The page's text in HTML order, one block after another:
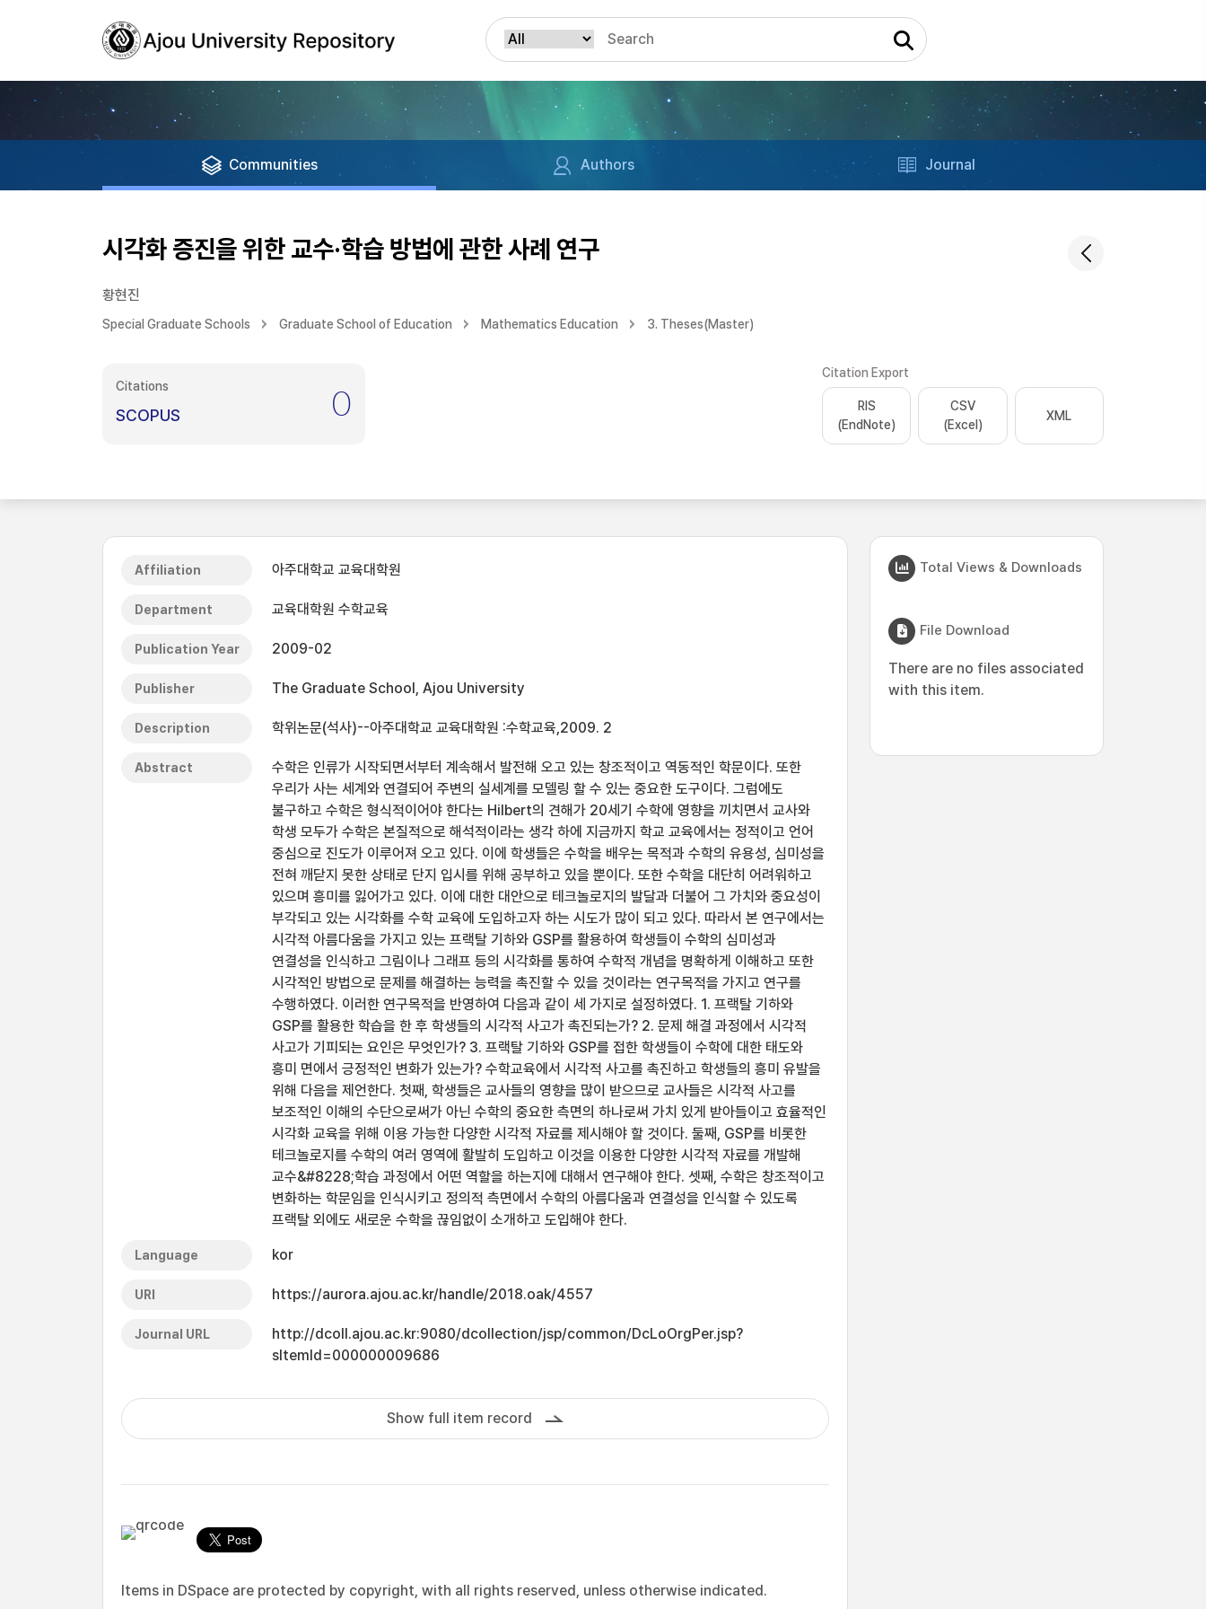
Communities Authors Journal
시각화 증진을 위한 교수·학습 방법에 관한 사례 연구
황현진
Special Graduate Schools Graduate School of Education Mathematics Education 3. Theses(Master)
Citations
SCOPUS 0
Citation Export
RIS
(EndNote)
CSV
(Excel)
XML
Affiliation 아주대학교 교육대학원
Department 교육대학원 수학교육
Publication Year 2009-02
Publisher The Graduate School, Ajou University
Description 학위논문(석사)--아주대학교 교육대학원 :수학교육,2009. 2
Abstract
수학은 인류가 시작되면서부터 계속해서 발전해 오고 있는 창조적이고 역동적인 학문이다. 또한
우리가 사는 세계와 연결되어 주변의 실세계를 모델링 할 수 있는 중요한 도구이다. 그럼에도
불구하고 수학은 형식적이어야 한다는 Hilbert의 견해가 20세기 수학에 영향을 끼치면서 교사와
학생 모두가 수학은 본질적으로 해석적이라는 생각 하에 지금까지 학교 교육에서는 정적이고 언어
중심으로 진도가 이루어져 오고 있다. 이에 학생들은 수학을 배우는 목적과 수학의 유용성, 심미성을
전혀 깨닫지 못한 상태로 단지 입시를 위해 공부하고 있을 뿐이다. 또한 수학을 대단히 어려워하고
있으며 흥미를 잃어가고 있다. 이에 대한 대안으로 테크놀로지의 발달과 더불어 그 가치와 중요성이
부각되고 있는 시각화를 수학 교육에 도입하고자 하는 시도가 많이 되고 있다. 따라서 본 연구에서는
시각적 아름다움을 가지고 있는 프랙탈 기하와 GSP를 활용하여 학생들이 수학의 심미성과
연결성을 인식하고 그림이나 그래프 등의 시각화를 통하여 수학적 개념을 명확하게 이해하고 또한
시각적인 방법으로 문제를 해결하는 능력을 촉진할 수 있을 것이라는 연구목적을 가지고 연구를
수행하였다. 이러한 연구목적을 반영하여 다음과 같이 세 가지로 설정하였다. 1. 프랙탈 기하와
GSP를 활용한 학습을 한 후 학생들의 시각적 사고가 촉진되는가? 2. 문제 해결 과정에서 시각적
사고가 기피되는 요인은 무엇인가? 3. 프랙탈 기하와 GSP를 접한 학생들이 수학에 대한 태도와
흥미 면에서 긍정적인 변화가 있는가? 수학교육에서 시각적 사고를 촉진하고 학생들의 흥미 유발을
위해 다음을 제언한다. 첫째, 학생들은 교사들의 영향을 많이 받으므로 교사들은 시각적 사고를
보조적인 이해의 수단으로써가 아닌 수학의 중요한 측면의 하나로써 가치 있게 받아들이고 효율적인
시각화 교육을 위해 이용 가능한 다양한 시각적 자료를 제시해야 할 것이다. 둘째, GSP를 비롯한
테크놀로지를 수학의 여러 영역에 활발히 도입하고 이것을 이용한 다양한 시각적 자료를 개발해
교수&#8228;학습 과정에서 어떤 역할을 하는지에 대해서 연구해야 한다. 셋째, 수학은 창조적이고
변화하는 학문임을 인식시키고 정의적 측면에서 수학의 아름다움과 연결성을 인식할 수 있도록
프랙탈 외에도 새로운 수학을 끊임없이 소개하고 도입해야 한다.
Language kor
URI https://aurora.ajou.ac.kr/handle/2018.oak/4557
Journal URL
http://dcoll.ajou.ac.kr:9080/dcollection/jsp/common/DcLoOrgPer.jsp?
sItemId=000000009686
Show full item record
Items in DSpace are protected by copyright, with all rights reserved, unless otherwise indicated.
Total Views & Downloads
File Download
There are no files associated
with this item.